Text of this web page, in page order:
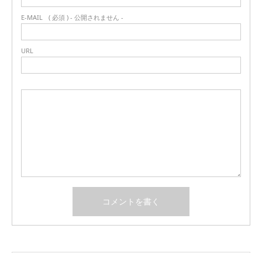
E-MAIL ( 必須 ) - 公開されません -
URL